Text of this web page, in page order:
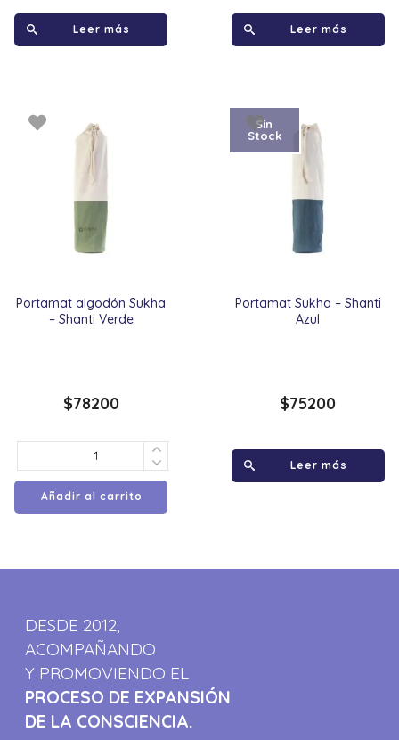
Leer más Leer más
Portamat algodón Sukha
– Shanti Verde
$78200
Añadir al carrito
Portamat Sukha – Shanti
Azul
Sin
Stock
$75200
Leer más
DESDE 2012,
ACOMPAÑANDO
Y PROMOVIENDO EL
PROCESO DE EXPANSIÓN
DE LA CONSCIENCIA.